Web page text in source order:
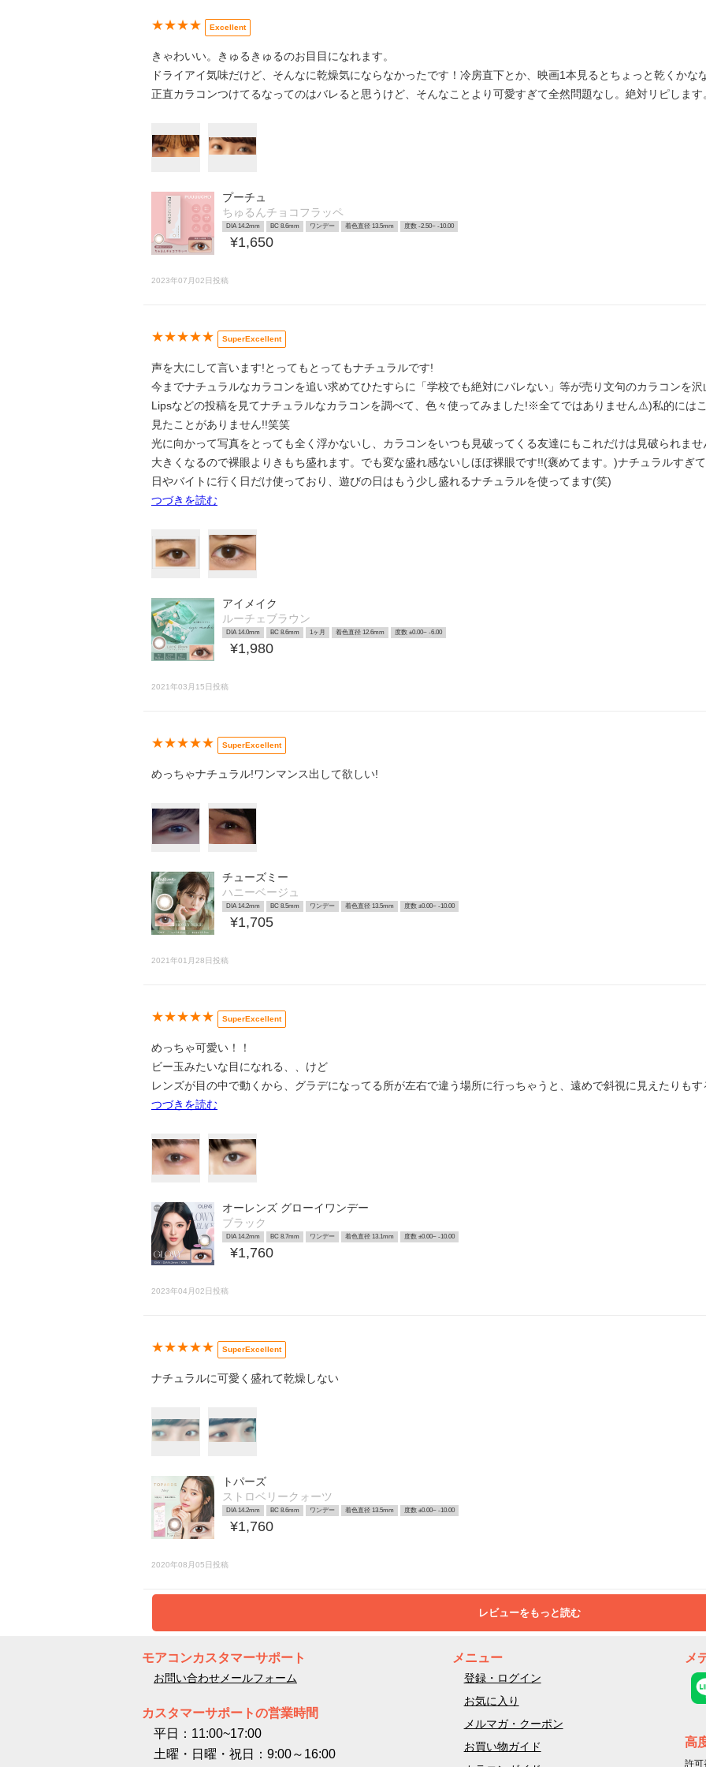
★★★★ Excellent
きゃわいい。きゅるきゅるのお目目になれます。
ドライアイ気味だけど、そんなに乾燥気にならなかったです！冷房直下とか、映画1本見るとちょっと乾くかな
正直カラコンつけてるなってのはバレると思うけど、そんなことより可愛すぎて全然問題なし。絶対リピします
プーチュ
ちゅるんチョコフラッペ
DIA 14.2mm BC 8.6mm ワンデー 着色直径 13.5mm 度数 -2.50~ -10.00
¥1,650
2023年07月02日投稿
★★★★★ SuperExcellent
声を大にして言います!とってもとってもナチュラルです!
今までナチュラルなカラコンを追い求めてひたすらに「学校でも絶対にバレない」等が売り文句のカラコンを
Lipsなどの投稿を見てナチュラルなカラコンを調べて、色々使ってみました!※全てではありません⚠️)私的には
見たことがありません!!笑笑
光に向かって写真をとっても全く浮かないし、カラコンをいつも見破ってくる友達にもこれだけは見破られま
大きくなるので裸眼よりきもち盛れます。でも変な盛れ感ないしほぼ裸眼です!!(褒めてます。)ナチュラルすぎ
日やバイトに行く日だけ使っており、遊びの日はもう少し盛れるナチュラルを使ってます(笑)
つづきを読む
アイメイク
ルーチェブラウン
DIA 14.0mm BC 8.6mm 1ヶ月 着色直径 12.6mm 度数 ±0.00~ -6.00
¥1,980
2021年03月15日投稿
★★★★★ SuperExcellent
めっちゃナチュラル!ワンマンス出して欲しい!
チューズミー
ハニーベージュ
DIA 14.2mm BC 8.5mm ワンデー 着色直径 13.5mm 度数 ±0.00~ -10.00
¥1,705
2021年01月28日投稿
★★★★★ SuperExcellent
めっちゃ可愛い！！
ビー玉みたいな目になれる、、けど
レンズが目の中で動くから、グラデになってる所が左右で違う場所に行っちゃうと、遠めで斜視に見えたりもす
つづきを読む
オーレンズ グローイワンデー
ブラック
DIA 14.2mm BC 8.7mm ワンデー 着色直径 13.1mm 度数 ±0.00~ -10.00
¥1,760
2023年04月02日投稿
★★★★★ SuperExcellent
ナチュラルに可愛く盛れて乾燥しない
トパーズ
ストロベリークォーツ
DIA 14.2mm BC 8.6mm ワンデー 着色直径 13.5mm 度数 ±0.00~ -10.00
¥1,760
2020年08月05日投稿
レビューをもっと読む
モアコンカスタマーサポート
お問い合わせメールフォーム
カスタマーサポートの営業時間
平日：11:00~17:00
土曜・日曜・祝日：9:00～16:00
メニュー
登録・ログイン
お気に入り
メルマガ・クーポン
お買い物ガイド
メ
高
許可